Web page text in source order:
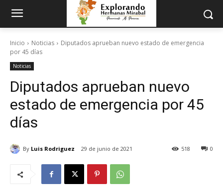
Inicio Noticias
Diputados aprueban nuevo estado de emergencia
por 45 días
Noticias
Diputados aprueban nuevo
estado de emergencia por 45
días
By Luis Rodriguez 29 de junio de 2021 0
518